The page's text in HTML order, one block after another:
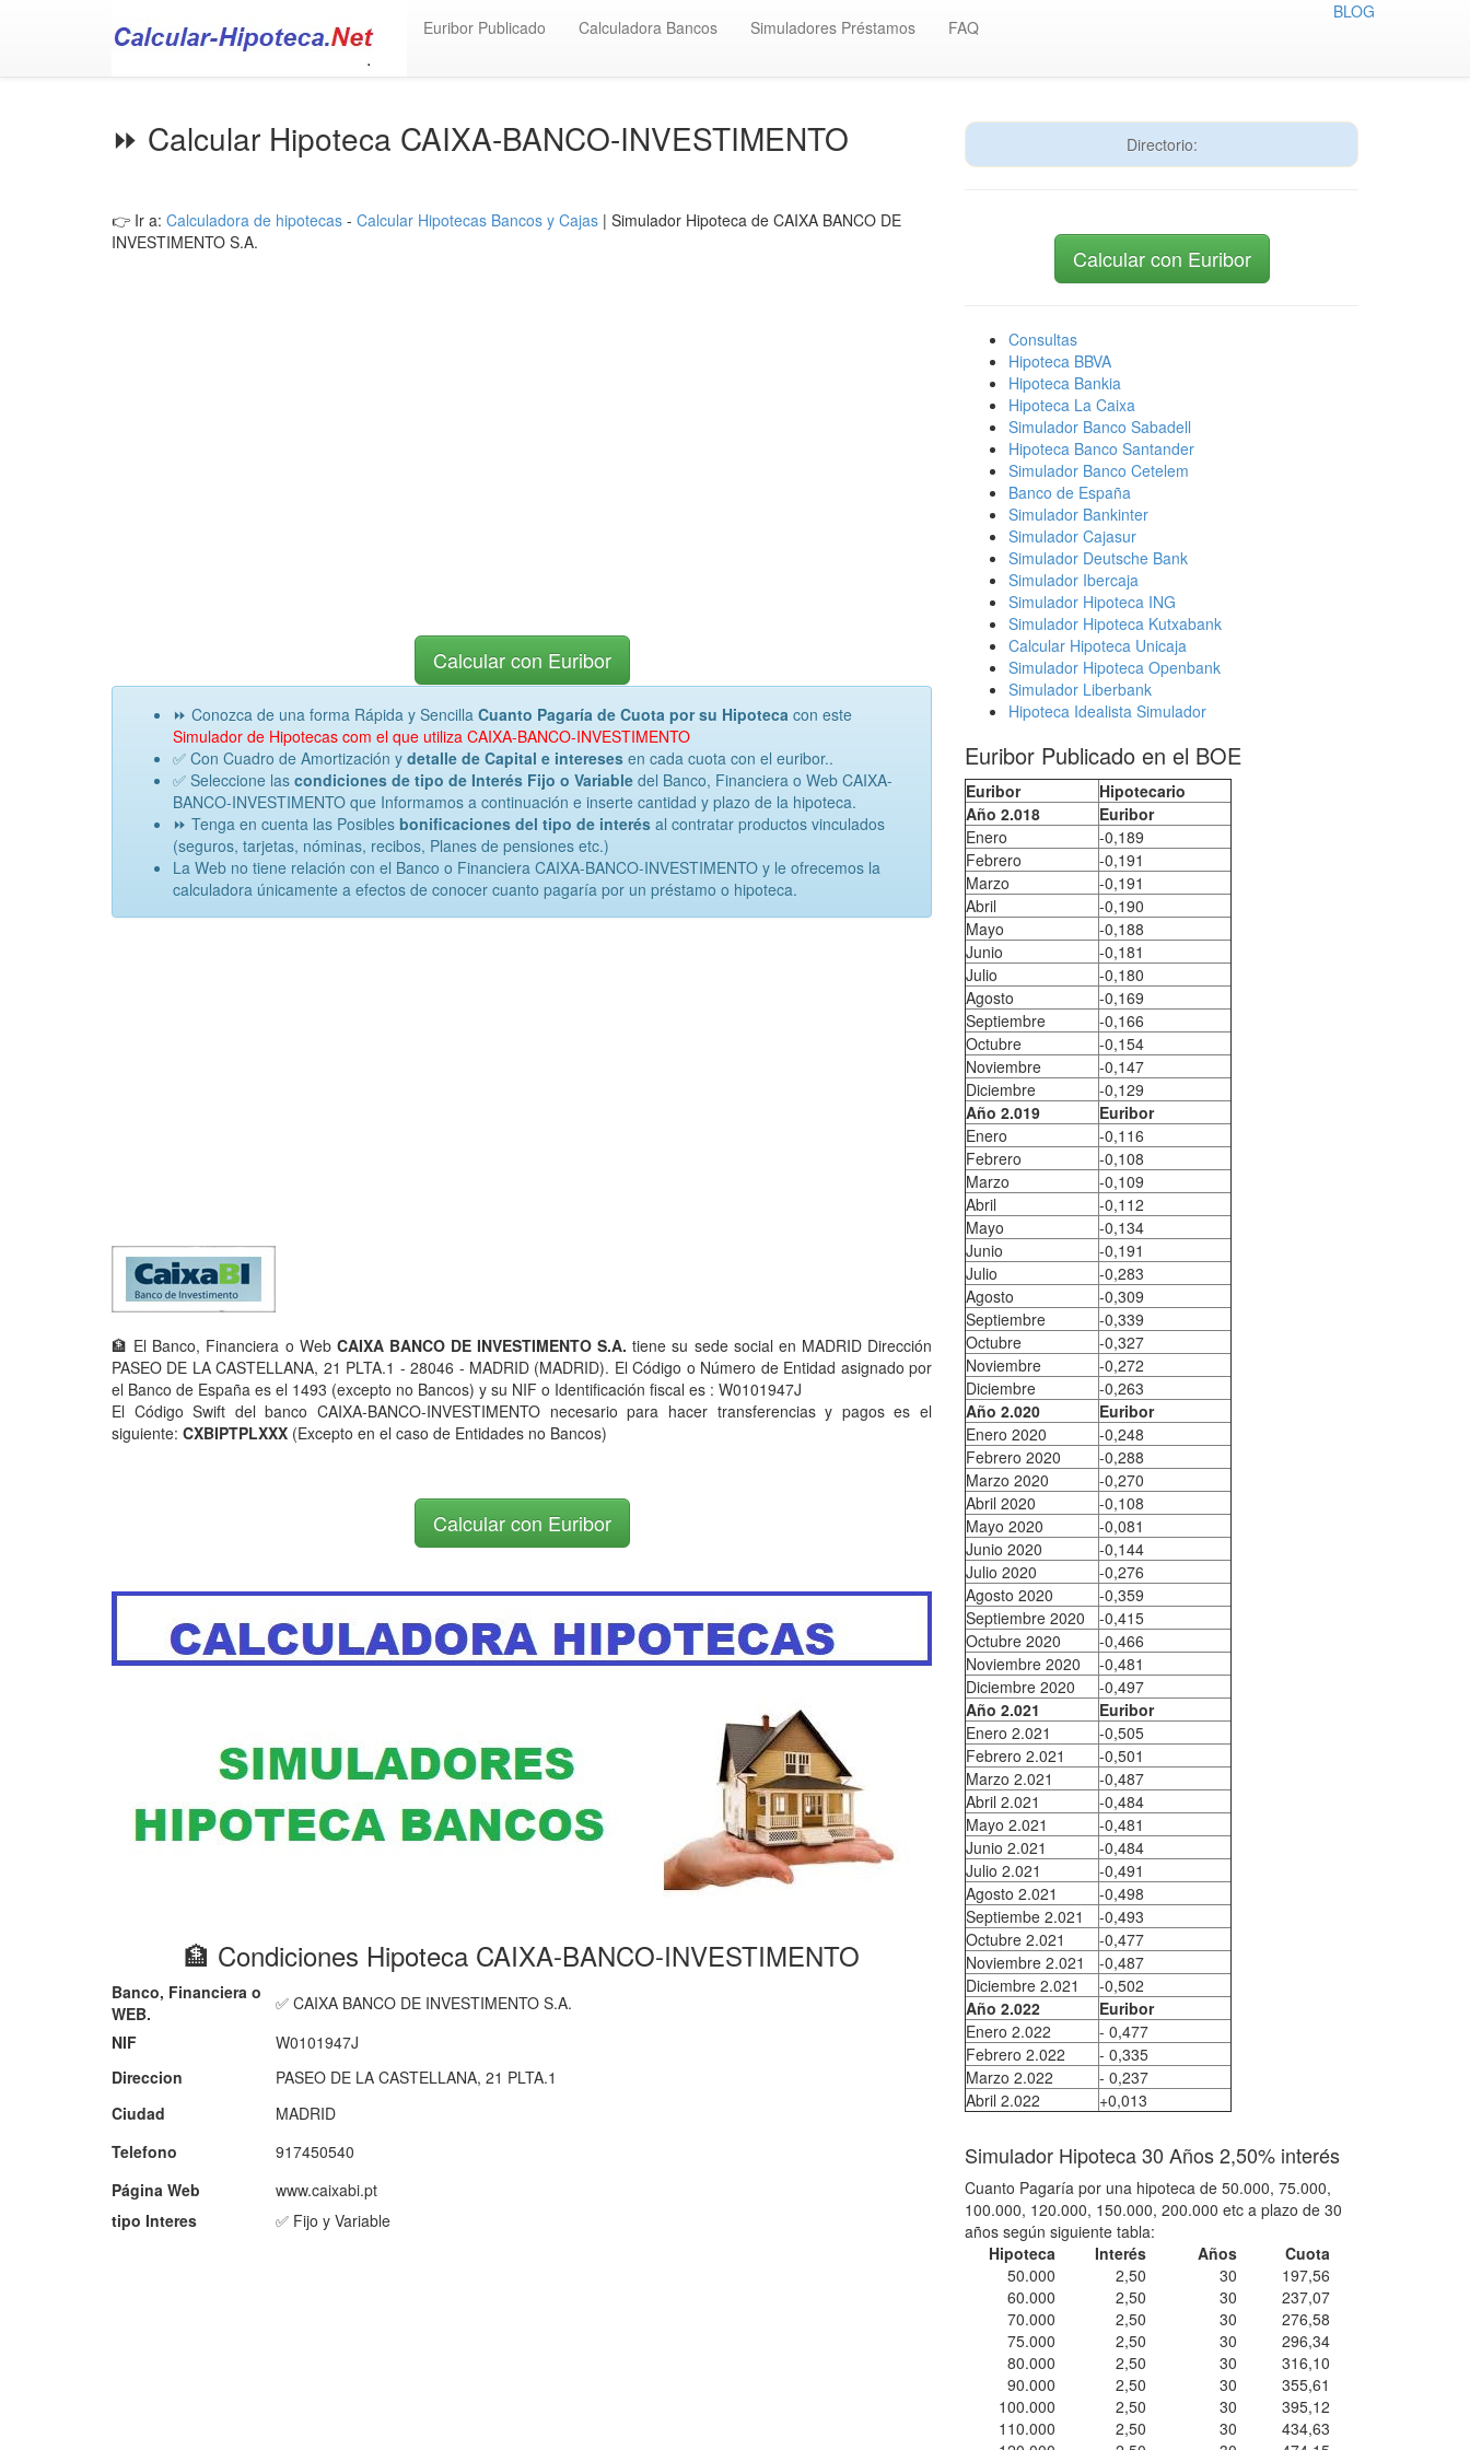
Euribor Publicado Calculadora Bancos Simuladores Préstamos FAQ
BLOG
⏩ Calcular Hipoteca CAIXA-BANCO-INVESTIMENTO
👉 Ir a: Calculadora de hipotecas - Calcular Hipotecas Bancos y Cajas | Simulador Hipoteca de CAIXA BANCO DE
INVESTIMENTO S.A.
Calcular con Euribor
⏩ Conozca de una forma Rápida y Sencilla Cuanto Pagaría de Cuota por su Hipoteca con este
Simulador de Hipotecas com el que utiliza CAIXA-BANCO-INVESTIMENTO
✅ Con Cuadro de Amortización y detalle de Capital e intereses en cada cuota con el euribor..
✅ Seleccione las condiciones de tipo de Interés Fijo o Variable del Banco, Financiera o Web CAIXA-
BANCO-INVESTIMENTO que Informamos a continuación e inserte cantidad y plazo de la hipoteca.
⏩ Tenga en cuenta las Posibles bonificaciones del tipo de interés al contratar productos vinculados
(seguros, tarjetas, nóminas, recibos, Planes de pensiones etc.)
La Web no tiene relación con el Banco o Financiera CAIXA-BANCO-INVESTIMENTO y le ofrecemos la
calculadora únicamente a efectos de conocer cuanto pagaría por un préstamo o hipoteca.
🏦 El Banco, Financiera o Web CAIXA BANCO DE INVESTIMENTO S.A. tiene su sede social en MADRID Dirección
PASEO DE LA CASTELLANA, 21 PLTA.1 - 28046 - MADRID (MADRID). El Código o Número de Entidad asignado por
el Banco de España es el 1493 (excepto no Bancos) y su NIF o Identificación fiscal es : W0101947J
El Código Swift del banco CAIXA-BANCO-INVESTIMENTO necesario para hacer transferencias y pagos es el
siguiente: CXBIPTPLXXX (Excepto en el caso de Entidades no Bancos)
Calcular con Euribor
🏦 Condiciones Hipoteca CAIXA-BANCO-INVESTIMENTO
Banco, Financiera o
WEB.
✅ CAIXA BANCO DE INVESTIMENTO S.A.
NIF
W0101947J
Direccion
PASEO DE LA CASTELLANA, 21 PLTA.1
Ciudad
MADRID
Telefono
917450540
Página Web
www.caixabi.pt
tipo Interes
✅ Fijo y Variable
Directorio:
Calcular con Euribor
Consultas
Hipoteca BBVA
Hipoteca Bankia
Hipoteca La Caixa
Simulador Banco Sabadell
Hipoteca Banco Santander
Simulador Banco Cetelem
Banco de España
Simulador Bankinter
Simulador Cajasur
Simulador Deutsche Bank
Simulador Ibercaja
Simulador Hipoteca ING
Simulador Hipoteca Kutxabank
Calcular Hipoteca Unicaja
Simulador Hipoteca Openbank
Simulador Liberbank
Hipoteca Idealista Simulador
Euribor Publicado en el BOE
Euribor
Hipotecario
Año 2.018
Euribor
Enero
-0,189
Febrero
-0,191
Marzo
-0,191
Abril
-0,190
Mayo
-0,188
Junio
-0,181
Julio
-0,180
Agosto
-0,169
Septiembre
-0,166
Octubre
-0,154
Noviembre
-0,147
Diciembre
-0,129
Año 2.019
Euribor
Enero
-0,116
Febrero
-0,108
Marzo
-0,109
Abril
-0,112
Mayo
-0,134
Junio
-0,191
Julio
-0,283
Agosto
-0,309
Septiembre
-0,339
Octubre
-0,327
Noviembre
-0,272
Diciembre
-0,263
Año 2.020
Euribor
Enero 2020
-0,248
Febrero 2020
-0,288
Marzo 2020
-0,270
Abril 2020
-0,108
Mayo 2020
-0,081
Junio 2020
-0,144
Julio 2020
-0,276
Agosto 2020
-0,359
Septiembre 2020
-0,415
Octubre 2020
-0,466
Noviembre 2020
-0,481
Diciembre 2020
-0,497
Año 2.021
Euribor
Enero 2.021
-0,505
Febrero 2.021
-0,501
Marzo 2.021
-0,487
Abril 2.021
-0,484
Mayo 2.021
-0,481
Junio 2.021
-0,484
Julio 2.021
-0,491
Agosto 2.021
-0,498
Septiembe 2.021
-0,493
Octubre 2.021
-0,477
Noviembre 2.021
-0,487
Diciembre 2.021
-0,502
Año 2.022
Euribor
Enero 2.022
- 0,477
Febrero 2.022
- 0,335
Marzo 2.022
- 0,237
Abril 2.022
+0,013
Simulador Hipoteca 30 Años 2,50% interés
Cuanto Pagaría por una hipoteca de 50.000, 75.000,
100.000, 120.000, 150.000, 200.000 etc a plazo de 30
años según siguiente tabla:
Hipoteca
Interés Años
Cuota
50.000
2,50 30
197,56
60.000
2,50 30
237,07
70.000
2,50 30
276,58
75.000
2,50 30
296,34
80.000
2,50 30
316,10
90.000
2,50 30
355,61
100.000
2,50 30
395,12
110.000
2,50 30
434,63